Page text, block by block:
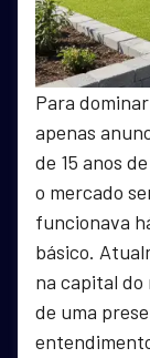
Para
apenas
de 15 anos
o mercado
funcionava
básico.
na capital do
de uma